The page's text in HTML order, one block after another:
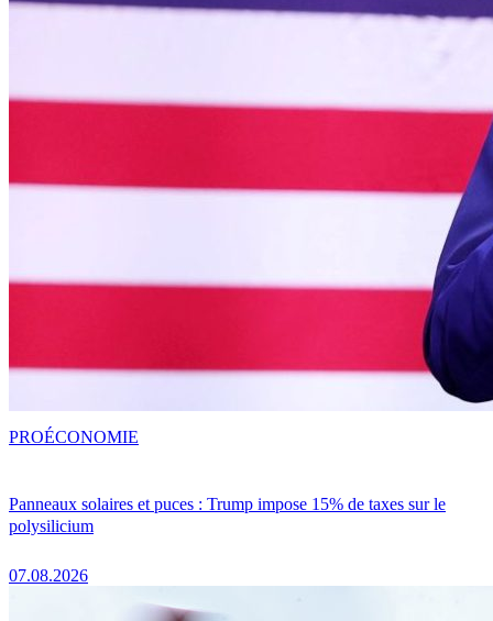
Panneaux solaires et puces : Trump impose 15% de taxes sur le
polysilicium
07.08.2026
PROÉCONOMIE